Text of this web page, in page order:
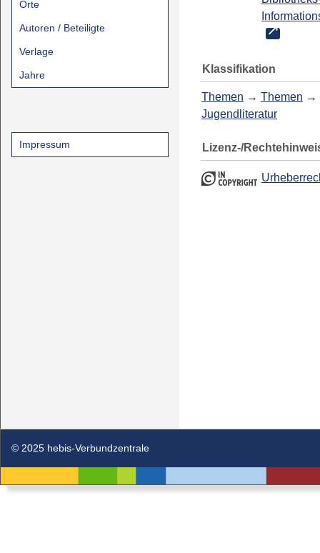
Orte
Autoren / Beteiligte
Verlage
Jahre
Impressum
Klassifikation
Themen → Themen →
Jugendliteratur
Lizenz-/
© 2025 hebis-Verbundzentrale